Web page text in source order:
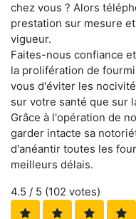
chez vous ? Alors
prestation sur mesure
vigueur.
Faites-nous confiance
la prolifération de
vous d'éviter les
sur votre santé que sur
Grâce à l'opération de
garder intacte sa
d'anéantir toutes les
meilleurs délais.
4.5 / 5 (102 votes)